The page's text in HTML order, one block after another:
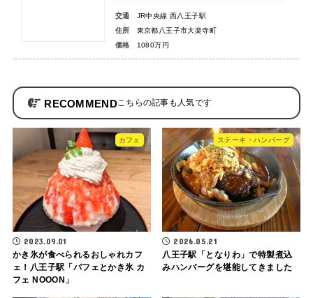
交通
JR中央線 西八王子駅
住所
東京都八王子市大楽寺町
価格
1080万円
RECOMMEND
カフェ
2023.09.01
かき氷が食べられるおしゃれカフ
ェ！八王子駅「パフェとかき氷 カ
フェ NOOON」
ステーキ・ハンバーグ
2026.05.21
八王子駅「となりわ」で特製煮込
みハンバーグを堪能してきました